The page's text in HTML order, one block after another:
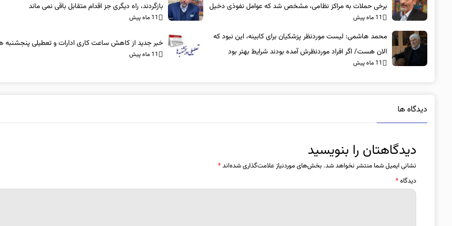
برخی حملات به مراکز نظامی، مشخص شد که عوامل نفوذی دخیل
بوده‌اند
11 ماه پیش
بازگردند، راه دیگری جز اقدام متقابل باقی نمی‌ ماند
11 ماه پیش
محمد هاشمی: لیست موردنظر پزشکیان برای کابینه، این نبود که
الان هست/ اگر افراد موردنظرش آمده بودند شرایط بهتر بود
11 ماه پیش
خبر جدید از کاهش ساعت کاری ادارات و تعطیلی پنجشنبه
11 ماه پیش
دیدگاه ها
دیدگاهتان را بنویسید
نشانی ایمیل شما منتشر نخواهد شد. بخش‌های موردنیاز علامت‌گذاری شده‌اند*
دیدگاه*